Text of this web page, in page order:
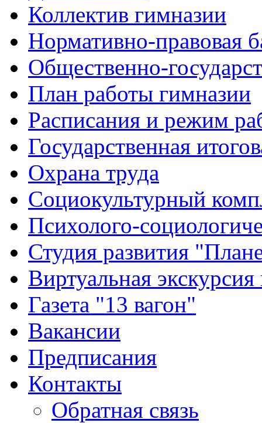
Коллектив гимназии
Нормативно-правовая
Общественно-
План работы гимназии
Расписания и режим
Государственная
Охрана труда
Социокультурный
Психолого-
Студия развития
Виртуальная
Газета "13 вагон"
Вакансии
Предписания
Контакты
Обратная связь